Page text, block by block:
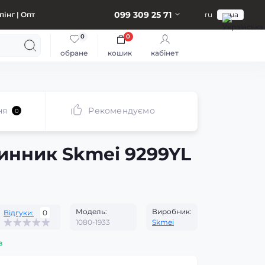
| Опт 099 309 25 71 ru ua
обране
0
кошик
0
кабінет
0 Рекомендуємо
Skmei 9299YL
Відгуки: 0
Модель:
1080-1933
Виробник:
Skmei